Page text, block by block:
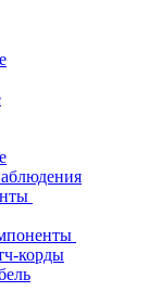
корды